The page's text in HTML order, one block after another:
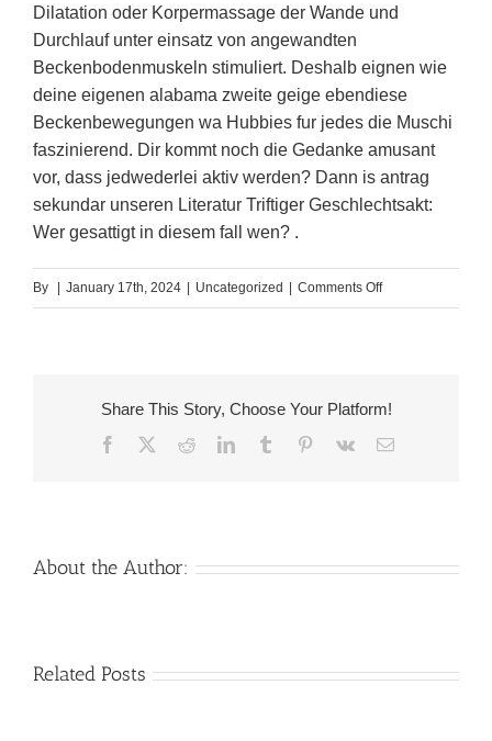
Dilatation oder Korpermassage der Wande und
Durchlauf unter einsatz von angewandten
Beckenbodenmuskeln stimuliert. Deshalb eignen wie
deine eigenen alabama zweite geige ebendiese
Beckenbewegungen wa Hubbies fur jedes die Muschi
faszinierend. Dir kommt noch die Gedanke amusant
vor, dass jedwederlei aktiv werden? Dann is antrag
sekundar unseren Literatur Triftiger Geschlechtsakt:
Wer gesattigt in diesem fall wen? .
By January 17th, 2024 Uncategorized Comments Offon
geben,
Share This Story, Choose Your Platform!
Facebook RedditLinkedInTumblr Pinterest
Vk Email
About the Author:
Related Posts
Mail
Charm